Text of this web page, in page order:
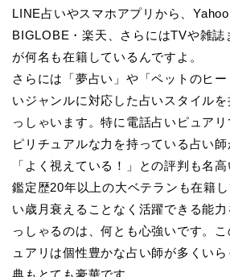
LINE占いやスマホアプリから、
BIGLOBE・楽天、さらにはTVや雑誌
が何名も在籍しているんですよ。
さらには「夢占い」や「ペットのヒ
いジャンルに対応した占いスタイル
っしゃいます。特に電話占いピュア
ピリチュアルな力を持っている占い師
「よく視えている！」との評判も名高
鑑定歴20年以上の大ベテランも在籍
い歳月衰えることなく活躍できる能
っしゃるのは、何とも心強いです。
ュアリは個性豊かな占い師が多くい